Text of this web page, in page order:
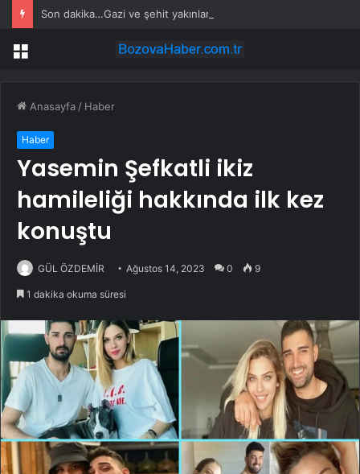
Menü
Anasayfa / Haber
Haber
Yasemin Şefkatli ikiz
hamileliği hakkında ilk kez
konuştu
GÜL ÖZDEMİR Ağustos 14, 2023 0 9
1 dakika okuma süresi